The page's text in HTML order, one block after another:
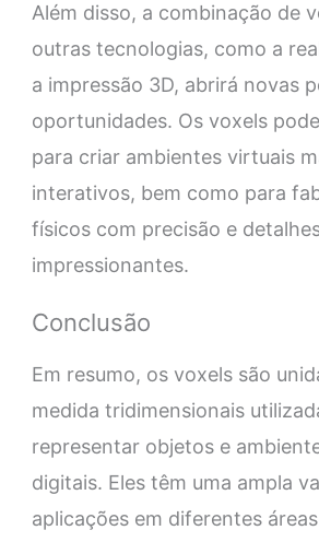
Além disso, a combinação de
outras tecnologias, como a
a impressão 3D, abrirá novas
oportunidades. Os voxels
para criar ambientes virtuais
interativos, bem como para
físicos com precisão e
impressionantes.
Conclusão
Em resumo, os voxels são
medida tridimensionais
representar objetos e
digitais. Eles têm uma ampla
aplicações em diferentes